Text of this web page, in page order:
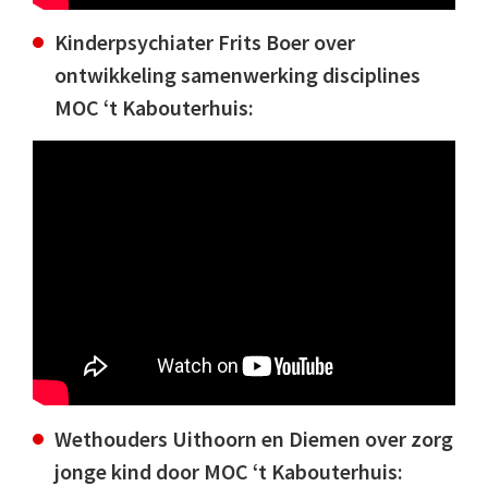
Kinderpsychiater Frits Boer over
ontwikkeling samenwerking disciplines
MOC ‘t Kabouterhuis:
Wethouders Uithoorn en Diemen over zorg
jonge kind door MOC ‘t Kabouterhuis: